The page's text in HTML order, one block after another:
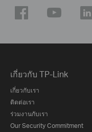
เกี่ยวกับ TP-Link
เกี่ยวกับเรา
ติดต่อเรา
ร่วมงานกับเรา
Our Security Commitment